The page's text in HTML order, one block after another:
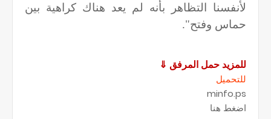
لأنفسنا التظاهر بأنه لم يعد هناك كراهية بين
حماس وفتح".
للمزيد حمل المرفق ⇓
للتحميل
minfo.ps
اضغط هنا